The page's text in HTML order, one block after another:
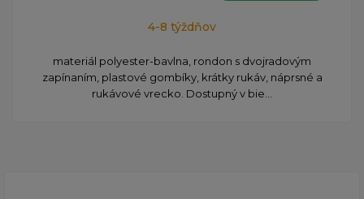
4-8 týždňov
materiál polyester-bavlna, rondon s dvojradovým
zapínaním, plastové gombíky, krátky rukáv, náprsné a
rukávové vrecko. Dostupný v bie...